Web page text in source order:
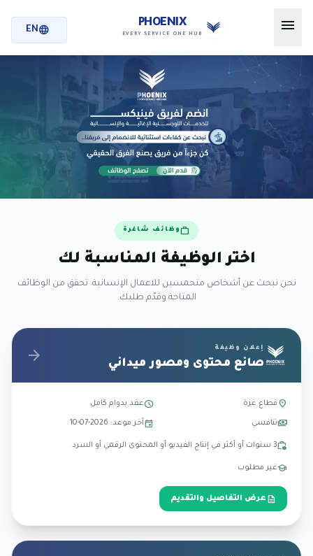
menu
PHOENIX
EVERY SERVICE ONE HUB
language
EN
work وظائف شاغرة
اختر الوظيفة المناسبة لك
نحن نبحث عن أشخاص متحمسين للاعمال الإنسانية. تحقق من الوظائف
المتاحة وقدّم طلبك.
إعلان وظيفة
صانع محتوى ومصور ميداني arrow_forward
location_on قطاع غزة scheduleعقد بدوام كامل
paymentsتنافسي eventآخر موعد: 2026-07-10
work_history3 سنوات أو أكثر في إنتاج الفيديو أو المحتوى الرقمي أو السرد
schoolغير مطلوب
description عرض التفاصيل والتقديم